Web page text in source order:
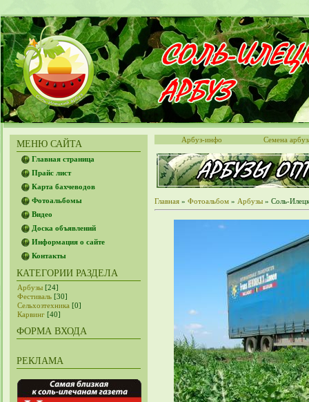
МЕНЮ САЙТА
Главная страница
Прайс лист
Карта бахчеводов
Фотоальбомы
Видео
Доска объявлений
Информация о сайте
Контакты
КАТЕГОРИИ РАЗДЕЛА
Арбузы [24]
Фестиваль [30]
Сельхозтехника [0]
Карвинг [40]
ФОРМА ВХОДА
РЕКЛАМА
Арбуз-инфо Семена
Главная » Фотоальбом » Арбузы » Соль-